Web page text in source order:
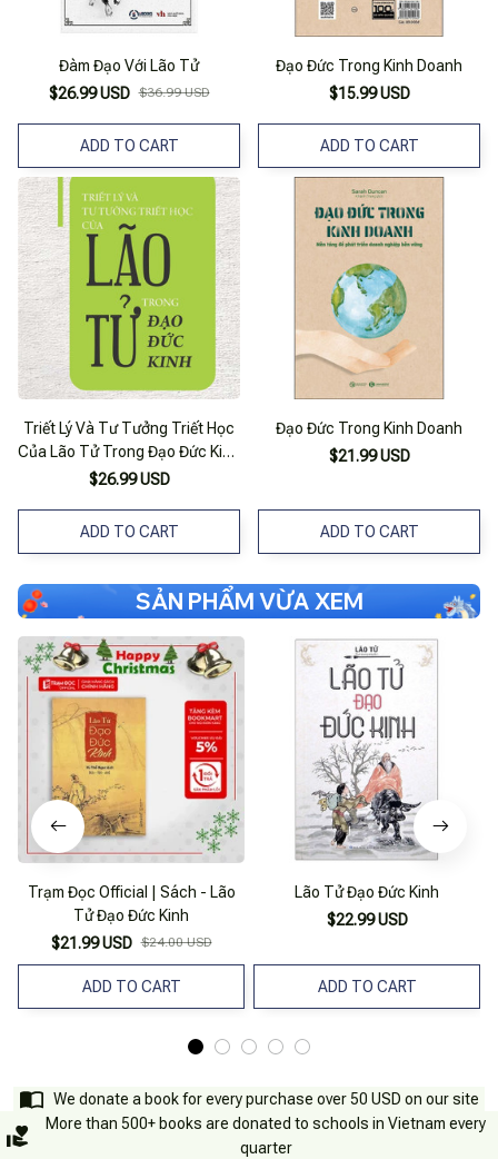
Đàm Đạo Với Lão Tử
$26.99 USD $36.99 USD
ADD TO CART
Đạo Đức Trong Kinh Doanh
$15.99 USD
ADD TO CART
Triết Lý Và Tư Tưởng Triết Học
Của Lão Tử Trong Đạo Đức Kinh
- Phạm Văn Chung - (Bìa Mềm)
$26.99 USD
ADD TO CART
Đạo Đức Trong Kinh Doanh
$21.99 USD
ADD TO CART
SẢN PHẨM VỪA XEM
Trạm Đọc Official | Sách - Lão
Tử Đạo Đức Kinh
$21.99 USD $24.00 USD
ADD TO CART
Lão Tử Đạo Đức Kinh
$22.99 USD
ADD TO CART
We donate a book for every purchase over 50 USD on our site
More than 500+ books are donated to schools in Vietnam every
quarter